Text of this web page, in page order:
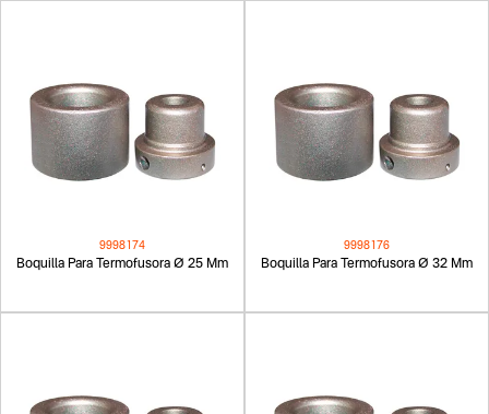
9998174
Boquilla Para Termofusora Ø 25 Mm
9998176
Boquilla Para Termofusora Ø 32 Mm